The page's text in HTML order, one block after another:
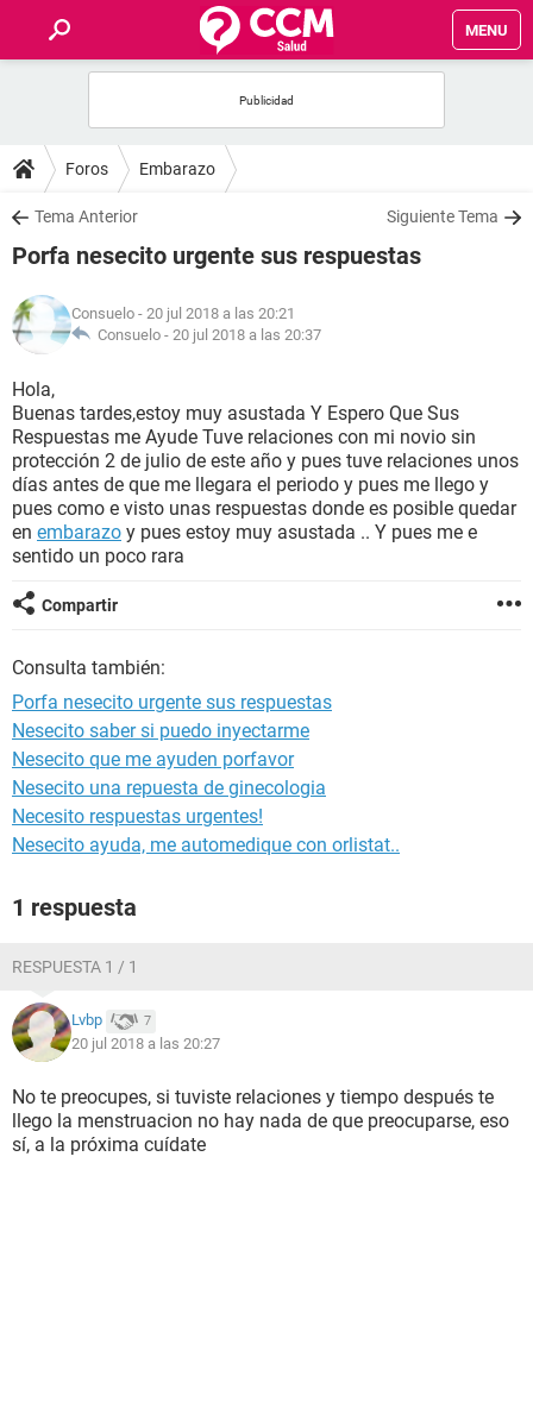
MENU
FOROS
SALUD
NUTRICIÓN
BIENESTAR
SEXUALIDAD
GLOSARIO
Foros Embarazo
Tema Anterior Siguiente Tema
Porfa nesecito urgente sus respuestas
Consuelo - 20 jul 2018 a las 20:21
Consuelo - 20 jul 2018 a las 20:37
Hola,
Buenas tardes,estoy muy asustada Y Espero Que Sus
Respuestas me Ayude Tuve relaciones con mi novio sin
protección 2 de julio de este año y pues tuve relaciones unos
días antes de que me llegara el periodo y pues me llego y
pues como e visto unas respuestas donde es posible quedar
en embarazo y pues estoy muy asustada .. Y pues me e
sentido un poco rara
Compartir
Consulta también:
Porfa nesecito urgente sus respuestas
Nesecito saber si puedo inyectarme
Nesecito que me ayuden porfavor
Nesecito una repuesta de ginecologia
Necesito respuestas urgentes!
Nesecito ayuda, me automedique con orlistat..
1 respuesta
RESPUESTA 1 / 1
Lvbp 7
20 jul 2018 a las 20:27
No te preocupes, si tuviste relaciones y tiempo después te
llego la menstruacion no hay nada de que preocuparse, eso
sí, a la próxima cuídate